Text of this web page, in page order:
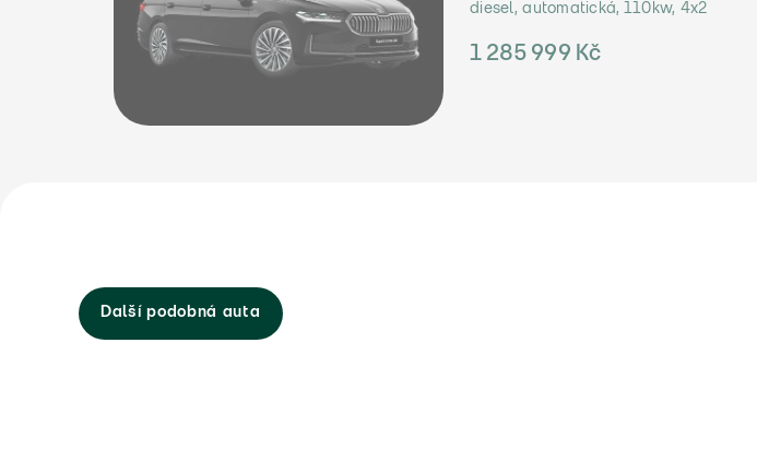
diesel, automatická, 110kw, 4x2
1 285 999 Kč
Další podobná auta